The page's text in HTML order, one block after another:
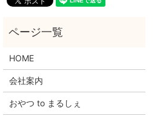
HOME
会社案内
おやつ to まるしぇ